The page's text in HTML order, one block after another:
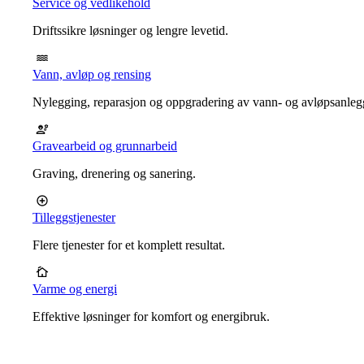
Driftssikre løsninger og lengre levetid.
Vann, avløp og rensing
Nylegging, reparasjon og oppgradering av vann- og
Gravearbeid og grunnarbeid
Graving, drenering og sanering.
Tilleggstjenester
Flere tjenester for et komplett resultat.
Varme og energi
Effektive løsninger for komfort og energibruk.